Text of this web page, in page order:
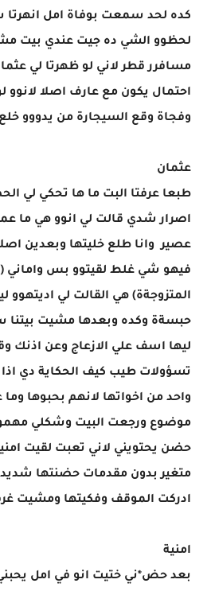
كده لحد سمعت بوفاة امل انهرتا
لحظوو الشي ده جيت عندي بيت
مسافرر قطر لاني لو ظهرتا لي
احتمال يكون مع عارف اصلا لانوو
وفجاة وقع السيجارة من يدووو
عثمان
طبعا عرفتا البت ما ها تحكي لي
اصرار شدي قالت لي انوو هي ما
عصير وانا طلع خليتها وبعدين اصلا
فيهو شي غلط لقيتوو بس واماني
المتزوجةة) هي القالت لي اديتهوو
حبسةة وكده وبعدها مشيت
ليها اسف علي الازعاج وعن اذنك
تسؤولات طيب كيف الحكاية دي
واحد من اخواتها لانهم بحبوها
موضوع ورجعت البيت وشكلي
حضن يحتويني لاني تعبت لقيت
ادركت الموقف وفكيتها ومشيت
امنية
بعد حض*ني ختيت انو في امل